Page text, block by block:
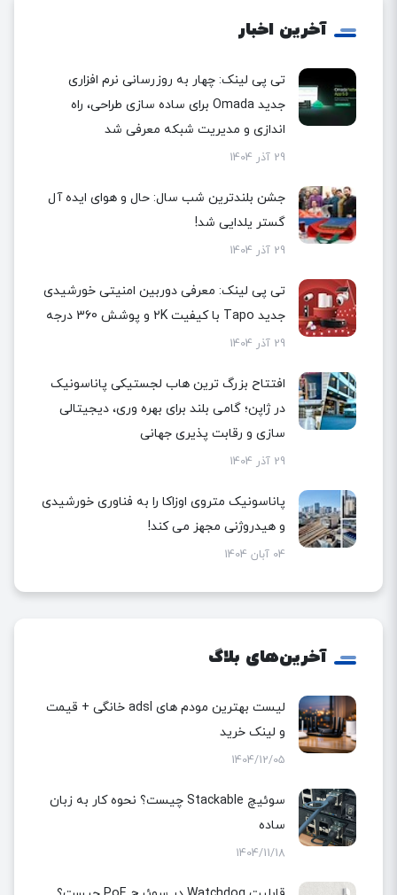
آخرین اخبار
تی پی لینک: چهار به روزرسانی نرم افزاری
جدید Omada برای ساده سازی طراحی، راه
اندازی و مدیریت شبکه معرفی شد
29 آذر 1404
جشن بلندترین شب سال: حال و هوای ایده آل
گستر یلدایی شد!
29 آذر 1404
تی پی لینک: معرفی دوربین امنیتی خورشیدی
جدید Tapo با کیفیت 2K و پوشش 360 درجه
29 آذر 1404
افتتاح بزرگ ترین هاب لجستیکی پاناسونیک
در ژاپن؛ گامی بلند برای بهره وری، دیجیتالی
سازی و رقابت پذیری جهانی
29 آذر 1404
پاناسونیک متروی اوزاکا را به فناوری خورشیدی
و هیدروژنی مجهز می کند!
04 آبان 1404
آخرین‌های بلاگ
لیست بهترین مودم های adsl خانگی + قیمت
و لینک خرید
1404/12/05
سوئیچ Stackable چیست؟ نحوه کار به زبان
ساده
1404/11/18